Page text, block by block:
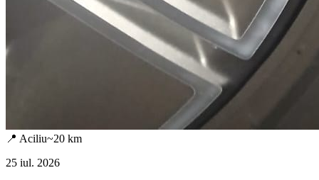
📍 Aciliu~20 km
25 iul. 2026